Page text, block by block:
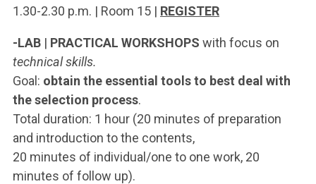
1.30-2.30 p.m. | Room 15 | REGISTER
-LAB | PRACTICAL WORKSHOPS with focus on
technical skills.
Goal: obtain the essential tools to best deal with
the selection process.
Total duration: 1 hour (20 minutes of preparation
and introduction to the contents,
20 minutes of individual/one to one work, 20
minutes of follow up).